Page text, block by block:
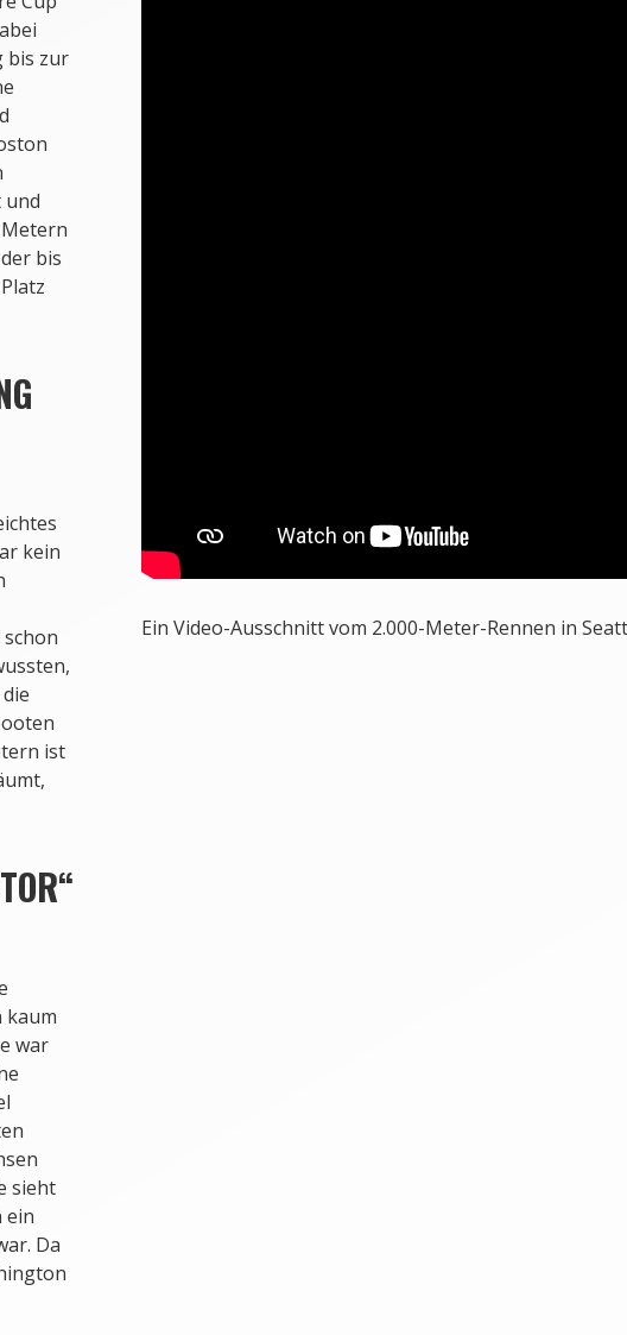
bis zur
und
bis
kein
ist
kaum
war
sieht
ein
Da
Ein Video-Ausschnitt vom 2.000-Meter-Rennen in